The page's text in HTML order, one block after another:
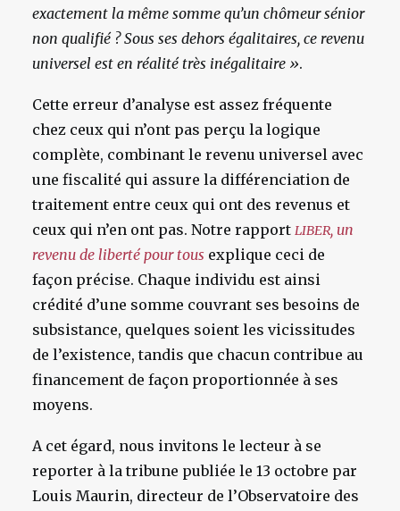
exactement la même somme qu’un chômeur sénior
non qualifié ? Sous ses dehors égalitaires, ce revenu
universel est en réalité très inégalitaire ».
Cette erreur d’analyse est assez fréquente
chez ceux qui n’ont pas perçu la logique
complète, combinant le revenu universel avec
une fiscalité qui assure la différenciation de
traitement entre ceux qui ont des revenus et
ceux qui n’en ont pas. Notre rapport LIBER, un
revenu de liberté pour tous explique ceci de
façon précise. Chaque individu est ainsi
crédité d’une somme couvrant ses besoins de
subsistance, quelques soient les vicissitudes
de l’existence, tandis que chacun contribue au
financement de façon proportionnée à ses
moyens.
A cet égard, nous invitons le lecteur à se
reporter à la tribune publiée le 13 octobre par
Louis Maurin, directeur de l’Observatoire des